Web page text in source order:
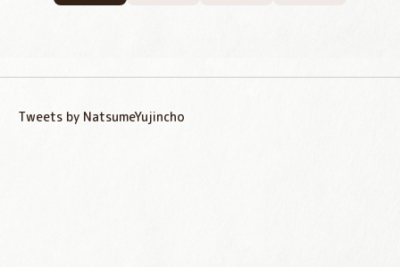
Tweets by NatsumeYujincho